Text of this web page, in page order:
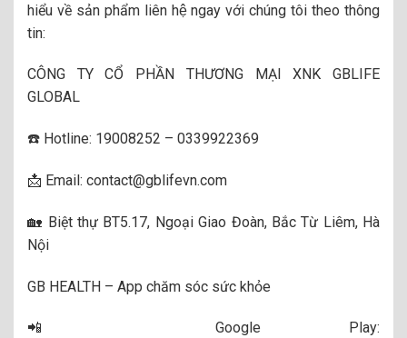
hiểu về sản phẩm liên hệ ngay với chúng tôi theo thông
tin:
CÔNG TY CỔ PHẦN THƯƠNG MẠI XNK GBLIFE
GLOBAL
☎️ Hotline: 19008252 – 0339922369
📩 Email: contact@gblifevn.com
🏡 Biệt thự BT5.17, Ngoại Giao Đoàn, Bắc Từ Liêm, Hà
Nội
GB HEALTH – App chăm sóc sức khỏe
📲 Google Play: